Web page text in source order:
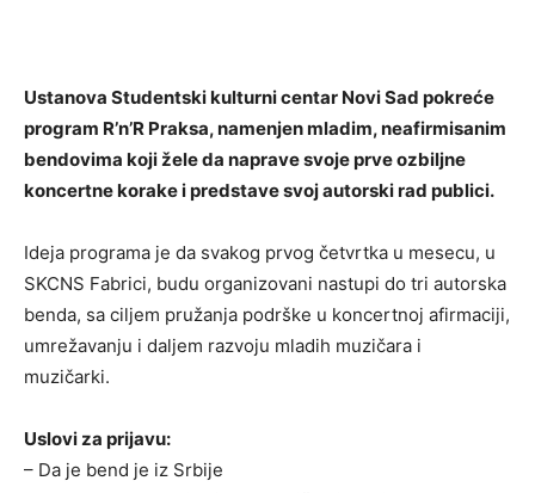
Ustanova Studentski kulturni centar Novi Sad pokreće
program R’n’R Praksa, namenjen mladim, neafirmisanim
bendovima koji žele da naprave svoje prve ozbiljne
koncertne korake i predstave svoj autorski rad publici.
Ideja programa je da svakog prvog četvrtka u mesecu, u
SKCNS Fabrici, budu organizovani nastupi do tri autorska
benda, sa ciljem pružanja podrške u koncertnoj afirmaciji,
umrežavanju i daljem razvoju mladih muzičara i
muzičarki.
Uslovi za prijavu:
– Da je bend je iz Srbije